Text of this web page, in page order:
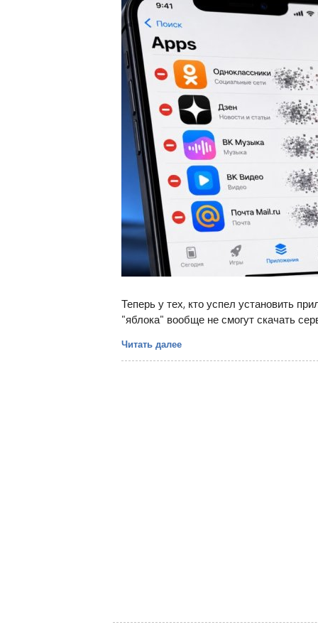
Теперь у тех, кто успел установить
"яблока" вообще не смогут скачать
Читать далее